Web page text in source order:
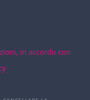
in accordo con